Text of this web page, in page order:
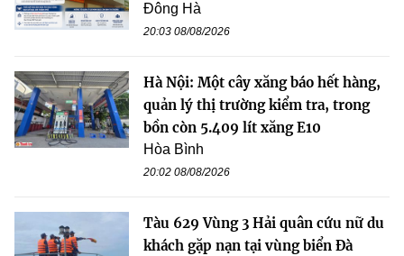
Đông Hà
20:03 08/08/2026
Hà Nội: Một cây xăng báo hết hàng,
quản lý thị trường kiểm tra, trong
bồn còn 5.409 lít xăng E10
Hòa Bình
20:02 08/08/2026
Tàu 629 Vùng 3 Hải quân cứu nữ du
khách gặp nạn tại vùng biển Đà